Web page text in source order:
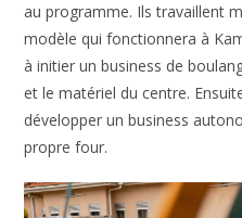
au programme. Ils travaillent
modèle qui fonctionnera à
à initier un business de
et le matériel du centre.
développer un business
propre four.